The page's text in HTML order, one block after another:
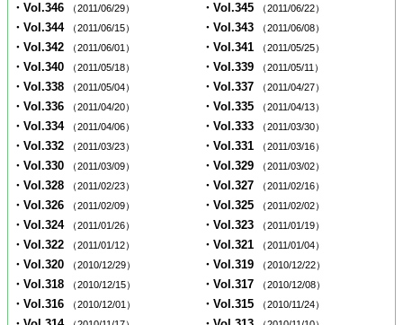
・Vol.346 （2011/06/29） ・Vol.345 （2011/06/22）
・Vol.344 （2011/06/15） ・Vol.343 （2011/06/08）
・Vol.342 （2011/06/01） ・Vol.341 （2011/05/25）
・Vol.340 （2011/05/18） ・Vol.339 （2011/05/11）
・Vol.338 （2011/05/04） ・Vol.337 （2011/04/27）
・Vol.336 （2011/04/20） ・Vol.335 （2011/04/13）
・Vol.334 （2011/04/06） ・Vol.333 （2011/03/30）
・Vol.332 （2011/03/23） ・Vol.331 （2011/03/16）
・Vol.330 （2011/03/09） ・Vol.329 （2011/03/02）
・Vol.328 （2011/02/23） ・Vol.327 （2011/02/16）
・Vol.326 （2011/02/09） ・Vol.325 （2011/02/02）
・Vol.324 （2011/01/26） ・Vol.323 （2011/01/19）
・Vol.322 （2011/01/12） ・Vol.321 （2011/01/04）
・Vol.320 （2010/12/29） ・Vol.319 （2010/12/22）
・Vol.318 （2010/12/15） ・Vol.317 （2010/12/08）
・Vol.316 （2010/12/01） ・Vol.315 （2010/11/24）